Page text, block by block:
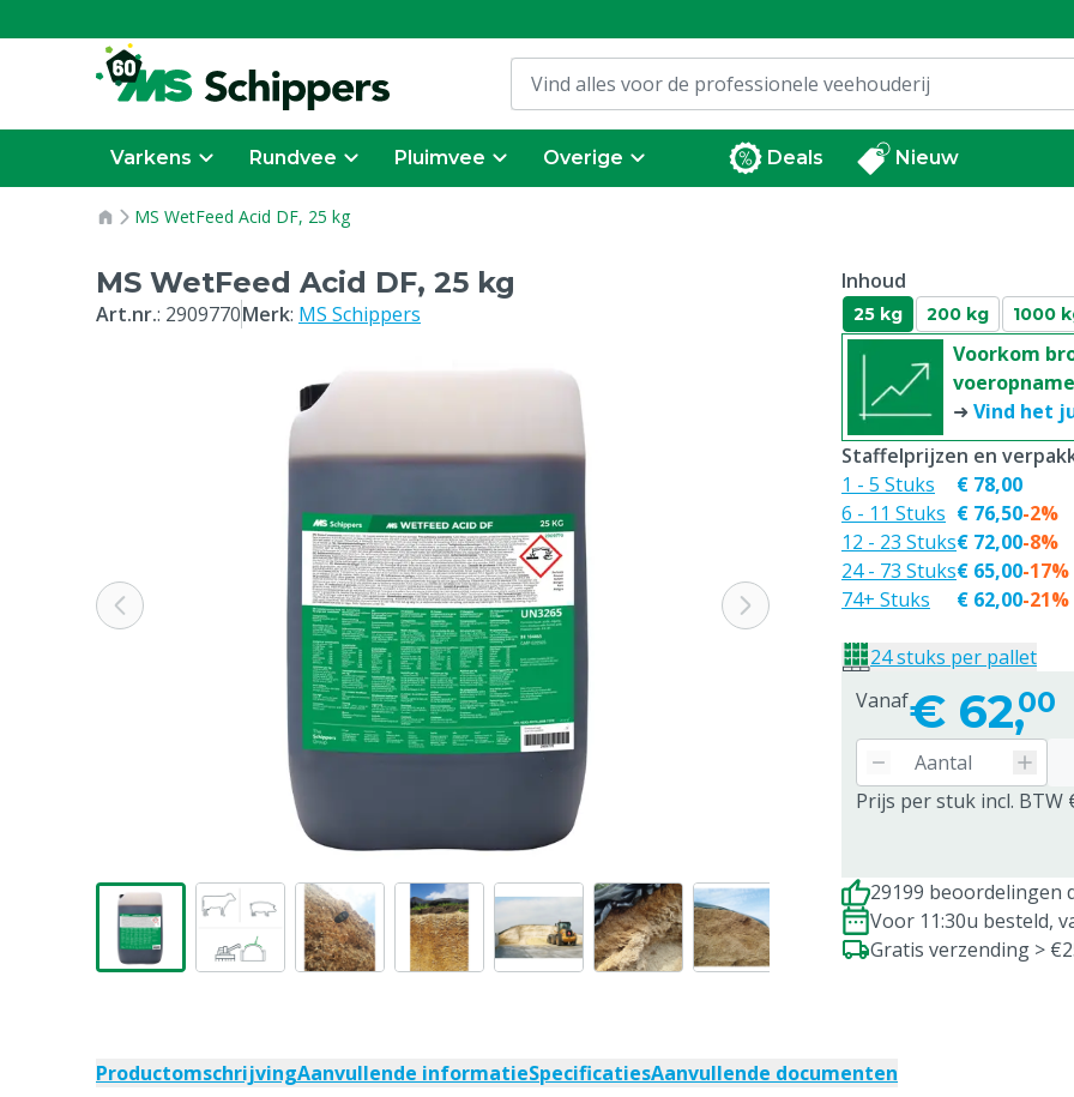
Varkens Rundvee Pluimvee Overige Deals Nieuw
MS WetFeed Acid DF, 25 kg
MS WetFeed Acid DF, 25 kg
Art.nr.: 2909770Merk: MS Schippers
Inhoud
25 kg 200 kg 1000
Voorkom
➜ Vind het
Vanaf€ 62,00
Prijs per stuk incl. BTW
Staffelprijzen en
1 - 5 Stuks
6 - 11 Stuks
12 - 23 Stuks
24 - 73 Stuks
74+ Stuks
€ 78,00
€ 76,50
€ 72,00
€ 65,00
€ 62,00
-2%
-8%
-17%
-21%
24 stuks per pallet
29199 beoordelingen
Voor 11:30u besteld,
Gratis verzending >
ProductomschrijvingAanvullende informatieSpecificatiesAanvullende documenten